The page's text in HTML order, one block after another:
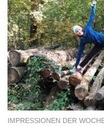
IMPRESSIONEN DER